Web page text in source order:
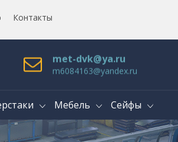
Контакты
met-dvk@ya.ru
m6084163@yandex.ru
Мебель Сейфы